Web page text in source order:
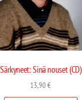
Särkyneet: Sinä nouset (CD)
13,90€